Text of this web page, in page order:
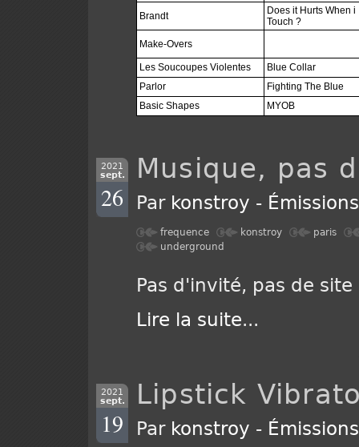
Brandt
Does it Hurts When i
Touch ?
Make-Overs
Les Soucoupes Violentes
Blue Collar
Parlor
Fighting The Blue
Basic Shapes
MYOB
2021
sept.
26
Musique, pas
Par konstroy -
frequence konstroy
paris
underground
Pas d'invité, pas de
Lire la suite...
2021
sept.
19
Lipstick
Par konstroy -